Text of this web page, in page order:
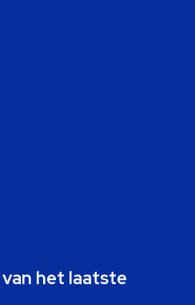
het laatste